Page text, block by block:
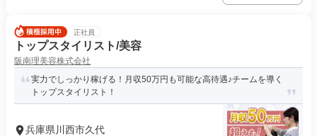
正社員
トップスタイリスト/美容
阪南理美容株式会社
実力でしっかり稼げる！月収50万円も可能な高待遇♪チームを導く
トップスタイリスト！
兵庫県川西市久代